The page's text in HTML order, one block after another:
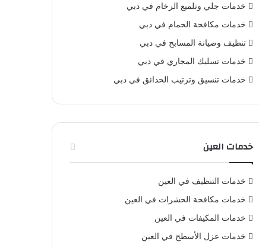
خدمات جلي وتلميع الرخام في دبي
خدمات مكافحة الحمام في دبي
تنظيف وصيانة المسابح في دبي
خدمات تسليك المجاري في دبي
خدمات تنسيق وترتيب الحدائق في دبي
خدمات العين
خدمات التنظيف في العين
خدمات مكافحة الحشرات في العين
خدمات المكيفات في العين
خدمات عزل الأسطح في العين